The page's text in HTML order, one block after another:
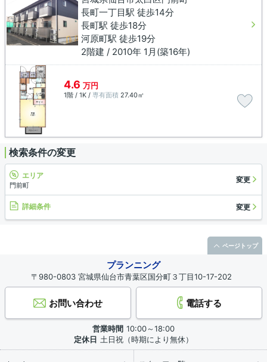
長町一丁目駅 徒歩14分
長町駅 徒歩18分
河原町駅 徒歩19分
2階建 / 2010年 1月(築16年)
4.6 万円
1階 / 1K / 専有面積 27.40㎡
検索条件の変更
エリア
門前町
変更
詳細条件 変更
プランニング
〒980-0803 宮城県仙台市青葉区国分町３丁目10-17-202
お問い合わせ 電話する
営業時間 10:00～18:00
定休日 土日祝（時期により無休）
ページトップ